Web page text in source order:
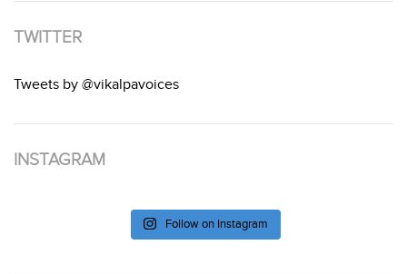
TWITTER
Tweets by @vikalpavoices
INSTAGRAM
Follow on Instagram